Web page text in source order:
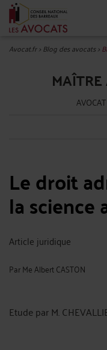
Avocat.fr>Blog des avocats>
Le droit
la
Article juridique
ParMe Albert CASTON
Etude par M.